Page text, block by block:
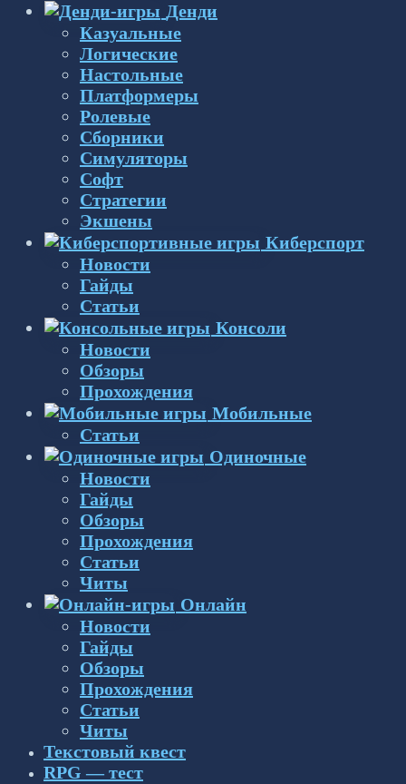
Денди
Казуальные
Логические
Настольные
Платформеры
Ролевые
Сборники
Симуляторы
Софт
Стратегии
Экшены
Киберспорт
Новости
Гайды
Статьи
Консоли
Новости
Обзоры
Прохождения
Мобильные
Статьи
Одиночные
Новости
Гайды
Обзоры
Прохождения
Статьи
Читы
Онлайн
Новости
Гайды
Обзоры
Прохождения
Статьи
Читы
Текстовый квест
RPG — тест